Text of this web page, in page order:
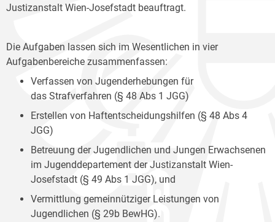
Justizanstalt Wien-Josefstadt beauftragt.
Die Aufgaben lassen sich im Wesentlichen in vier
Aufgabenbereiche zusammenfassen:
Verfassen von Jugenderhebungen für
das Strafverfahren (§ 48 Abs 1 JGG)
Erstellen von Haftentscheidungshilfen (§ 48 Abs 4
JGG)
Betreuung der Jugendlichen und Jungen Erwachsenen
im Jugenddepartement der Justizanstalt Wien-
Josefstadt (§ 49 Abs 1 JGG), und
Vermittlung gemeinnütziger Leistungen von
Jugendlichen (§ 29b BewHG).